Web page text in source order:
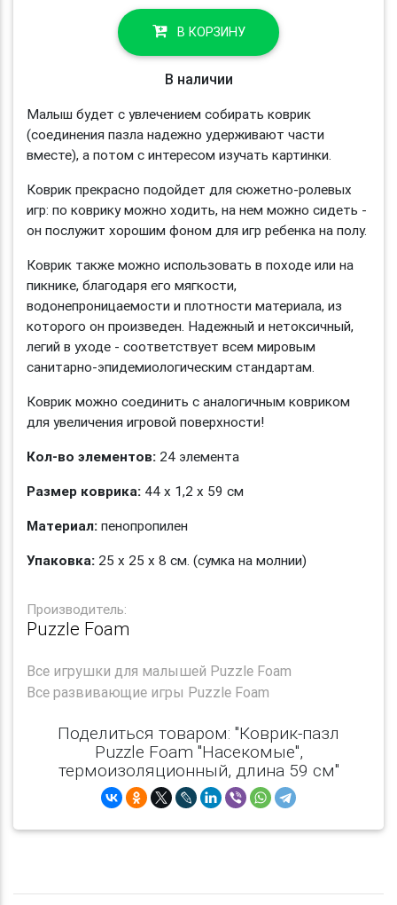
В КОРЗИНУ
В наличии
Малыш будет с увлечением собирать коврик
(соединения пазла надежно удерживают части
вместе), а потом с интересом изучать картинки.
Коврик прекрасно подойдет для сюжетно-ролевых
игр: по коврику можно ходить, на нем можно сидеть -
он послужит хорошим фоном для игр ребенка на полу.
Коврик также можно использовать в походе или на
пикнике, благодаря его мягкости,
водонепроницаемости и плотности материала, из
которого он произведен. Надежный и нетоксичный,
легий в уходе - соответствует всем мировым
санитарно-эпидемиологическим стандартам.
Коврик можно соединить с аналогичным ковриком
для увеличения игровой поверхности!
Кол-во элементов: 24 элемента
Размер коврика: 44 х 1,2 х 59 см
Материал: пенопропилен
Упаковка: 25 х 25 х 8 см. (сумка на молнии)
Производитель:
Puzzle Foam
Все игрушки для малышей Puzzle Foam
Все развивающие игры Puzzle Foam
Поделиться товаром: "Коврик-пазл
Puzzle Foam "Насекомые",
термоизоляционный, длина 59 см"